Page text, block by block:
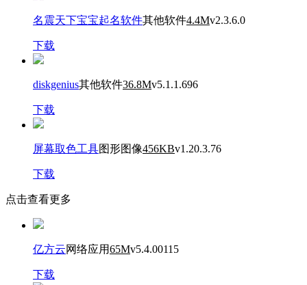
名震天下宝宝起名软件其他软件4.4Mv2.3.6.0
下载
diskgenius其他软件36.8Mv5.1.1.696
下载
屏幕取色工具图形图像456KBv1.20.3.76
下载
点击查看更多
亿方云网络应用65Mv5.4.00115
下载